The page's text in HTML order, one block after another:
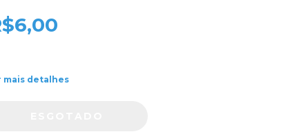
mais detalhes